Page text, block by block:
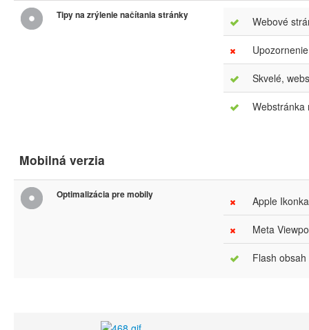
Tipy na zrýlenie načítania stránky Webové
Skvelé,
Webstránka
Mobilná verzia
Optimalizácia pre mobily Apple Ikonka
Meta
Flash obsah